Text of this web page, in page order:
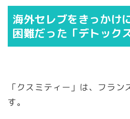
海外セレブをきっかけ
困難だった「デトック
「クスミティー」は、フラン
す。